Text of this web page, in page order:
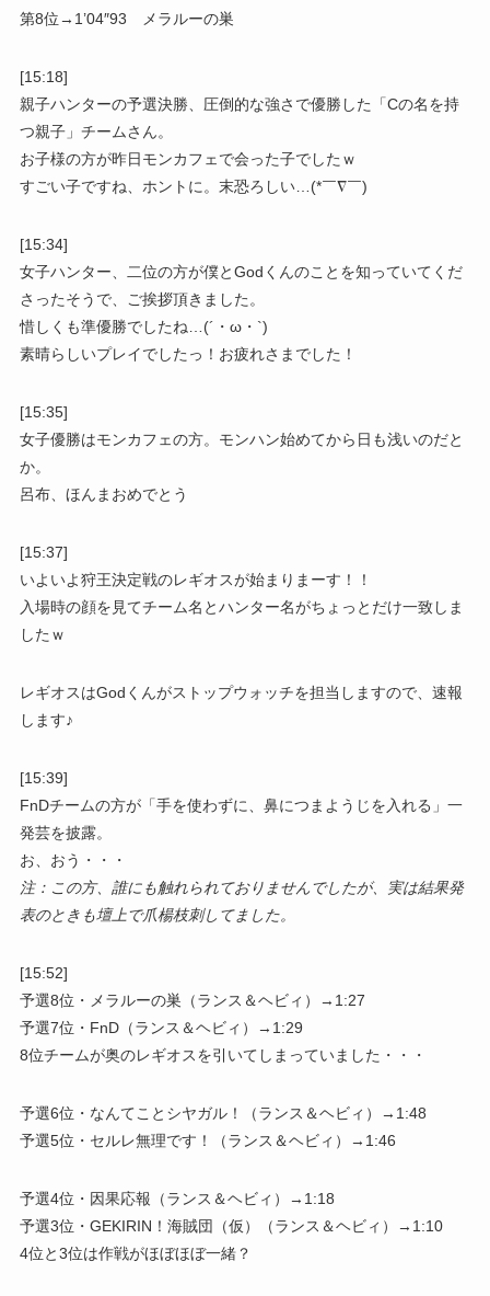
第8位→1’04″93 メラルーの巣
[15:18]
親子ハンターの予選決勝、圧倒的な強さで優勝した「Cの名を持
つ親子」チームさん。
お子様の方が昨日モンカフェで会った子でしたｗ
すごい子ですね、ホントに。末恐ろしい…(*￣∇￣)
[15:34]
女子ハンター、二位の方が僕とGodくんのことを知っていてくだ
さったそうで、ご挨拶頂きました。
惜しくも準優勝でしたね…(´・ω・`)
素晴らしいプレイでしたっ！お疲れさまでした！
[15:35]
女子優勝はモンカフェの方。モンハン始めてから日も浅いのだと
か。
呂布、ほんまおめでとう
[15:37]
いよいよ狩王決定戦のレギオスが始まりまーす！！
入場時の顔を見てチーム名とハンター名がちょっとだけ一致しま
したｗ
レギオスはGodくんがストップウォッチを担当しますので、速報
します♪
[15:39]
FnDチームの方が「手を使わずに、鼻につまようじを入れる」一
発芸を披露。
お、おう・・・
注：この方、誰にも触れられておりませんでしたが、実は結果発
表のときも壇上で爪楊枝刺してました。
[15:52]
予選8位・メラルーの巣（ランス＆ヘビィ）→1:27
予選7位・FnD（ランス＆ヘビィ）→1:29
8位チームが奥のレギオスを引いてしまっていました・・・
予選6位・なんてことシヤガル！（ランス＆ヘビィ）→1:48
予選5位・セルレ無理です！（ランス＆ヘビィ）→1:46
予選4位・因果応報（ランス＆ヘビィ）→1:18
予選3位・GEKIRIN！海賊団（仮）（ランス＆ヘビィ）→1:10
4位と3位は作戦がほぼほぼ一緒？